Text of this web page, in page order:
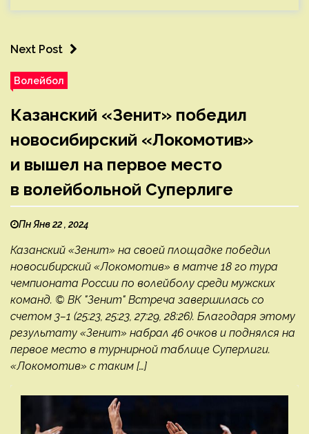
Next Post
Волейбол
Казанский «Зенит» победил
новосибирский «Локомотив»
и вышел на первое место
в волейбольной Суперлиге
Пн Янв 22 , 2024
Казанский «Зенит» на своей площадке победил
новосибирский «Локомотив» в матче 18 го тура
чемпионата России по волейболу среди мужских
команд. © ВК "Зенит" Встреча завершилась со
счетом 3–1 (25:23, 25:23, 27:29, 28:26). Благодаря этому
результату «Зенит» набрал 46 очков и поднялся на
первое место в турнирной таблице Суперлиги.
«Локомотив» с таким […]